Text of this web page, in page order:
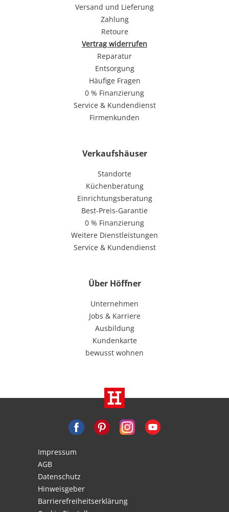
Versand und Lieferung
Zahlung
Retoure
Vertrag widerrufen
Reparatur
Entsorgung
Häufige Fragen
0 % Finanzierung
Service & Kundendienst
Firmenkunden
Verkaufshäuser
Standorte
Küchenberatung
Einrichtungsberatung
Best-Preis-Garantie
0 % Finanzierung
Weitere Dienstleistungen
Service & Kundendienst
Über Höffner
Unternehmen
Jobs & Karriere
Ausbildung
Kundenkarte
bewusst wohnen
Impressum
AGB
Datenschutz
Hinweisgeber
Barrierefreiheitserklärung